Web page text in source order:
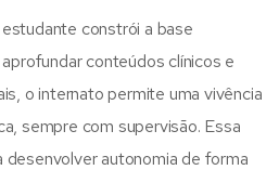
constrói a base
conteúdos clínicos e
o internato permite uma vivência
sempre com supervisão. Essa
desenvolver autonomia de forma